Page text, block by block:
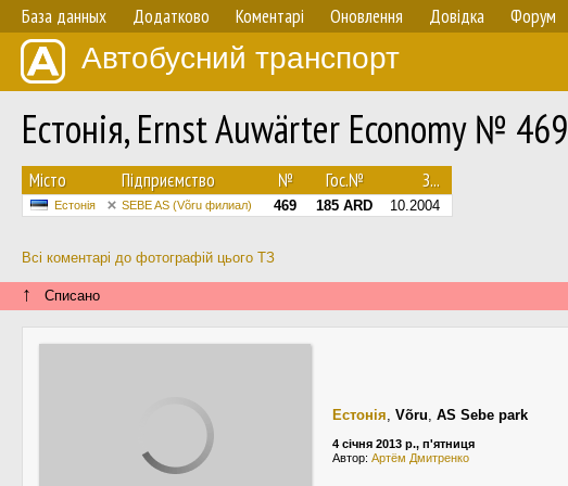
База данных Додатково Коментарі Оновлення Довідка Форум
Автобусний транспорт
Естонія, Ernst Auwärter Economy № 469
Мiсто Підприємство № Гос.№ З...
Естонія SEBE AS (Võru филиал) 469 185 ARD 10.2004
Всі коментарі до фотографій цього ТЗ
↑ Списано
Естонія, Võru, AS Sebe park
4 січня 2013 р., п'ятниця
Автор: Артём Дмитренко